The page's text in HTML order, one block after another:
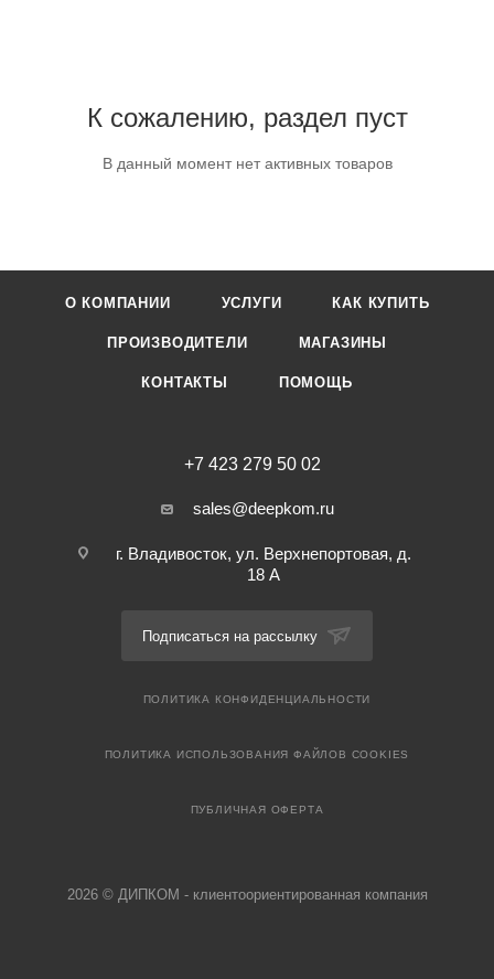
К сожалению, раздел пуст
В данный момент нет активных товаров
О КОМПАНИИ УСЛУГИ КАК КУПИТЬ
ПРОИЗВОДИТЕЛИ МАГАЗИНЫ
КОНТАКТЫ ПОМОЩЬ
+7 423 279 50 02
sales@deepkom.ru
г. Владивосток, ул. Верхнепортовая, д.
18 А
Подписаться на рассылку
ПОЛИТИКА КОНФИДЕНЦИАЛЬНОСТИ
ПОЛИТИКА ИСПОЛЬЗОВАНИЯ ФАЙЛОВ COOKIES
ПУБЛИЧНАЯ ОФЕРТА
2026 © ДИПКОМ - клиентоориентированная компания